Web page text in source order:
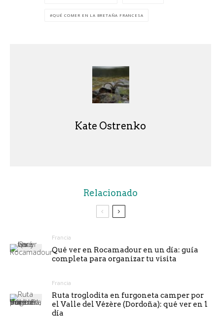
QUÉ COMER EN LA BRETAÑA FRANCESA
Kate Ostrenko
Relacionado
Francia
Qué ver en Rocamadour en un día: guía
completa para organizar tu visita
Francia
Ruta troglodita en furgoneta camper por
el Valle del Vézère (Dordoña): qué ver en 1
día